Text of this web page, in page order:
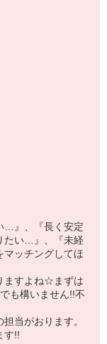
…』、『長く安定
たい…』、『未経
ッチングしてほ
ますよね☆まずは
も構いません!!不
当がおります。
す!!